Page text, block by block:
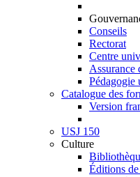
Conseils
Rectorat
Centre
Assurance
Pédagogie
Catalogue des
Version
USJ 150
Culture
Éditions